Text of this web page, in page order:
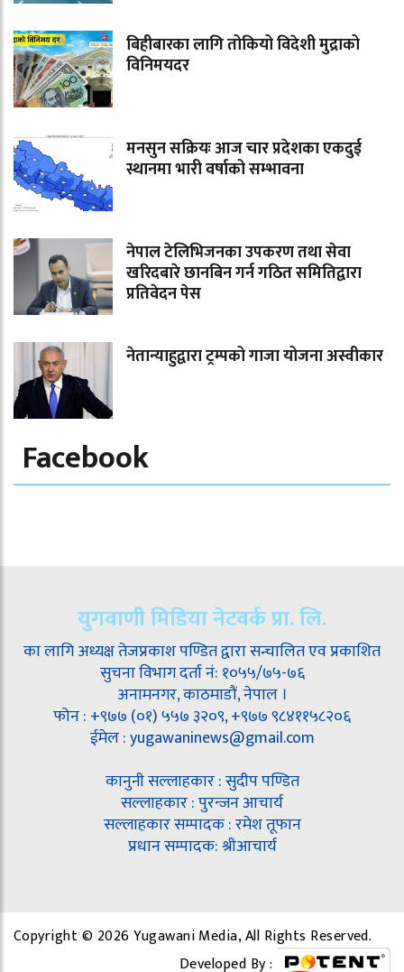
बिहीबारका लागि तोकियो विदेशी मुद्राको
विनिमयदर
मनसुन सक्रियः आज चार प्रदेशका एकदुई
स्थानमा भारी वर्षाको सम्भावना
नेपाल टेलिभिजनका उपकरण तथा सेवा
खरिदबारे छानबिन गर्न गठित समितिद्वारा
प्रतिवेदन पेस
नेतान्याहुद्वारा ट्रम्पको गाजा योजना अस्वीकार
Facebook
युगवाणी मिडिया नेटवर्क प्रा. लि.
का लागि अध्यक्ष तेजप्रकाश पण्डित द्वारा सन्चालित एव प्रकाशित
सुचना विभाग दर्ता नं: १०५५/७५-७६
अनामनगर, काठमाडौं, नेपाल ।
फोन : +९७७ (०१) ५५७ ३२०९, +९७७ ९८४११५८२०६
ईमेल : yugawaninews@gmail.com
कानुनी सल्लाहकार : सुदीप पण्डित
सल्लाहकार : पुरन्जन आचार्य
सल्लाहकार सम्पादक : रमेश तूफान
प्रधान सम्पादक: श्रीआचार्य
Copyright © 2026 Yugawani Media, All Rights Reserved.
Developed By :